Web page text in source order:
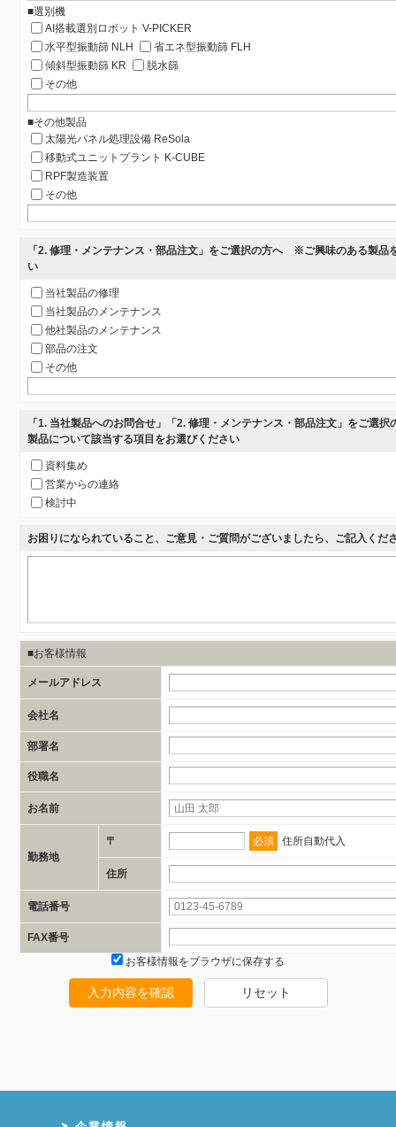
■選別機
AI搭載選別ロボット V-PICKER
水平型振動篩 NLH
省エネ型振動篩 FLH
傾斜型振動篩 KR
脱水篩
その他
■その他製品
太陽光パネル処理設備 ReSola
移動式ユニットプラント K-CUBE
RPF製造装置
その他
「2. 修理・メンテナンス・部品注文」をご選択の方へ ※ご興味のある製品
い
当社製品の修理
当社製品のメンテナンス
他社製品のメンテナンス
部品の注文
その他
「1. 当社製品へのお問合せ」「2. 修理・メンテナンス・部品注文」をご選
製品について該当する項目をお選びください
資料集め
営業からの連絡
検討中
お困りになられていること、ご意見・ご質問がございましたら、ご記入くだ
■お客様情報
メールアドレス
会社名
部署名
役職名
お名前
勤務地
〒 必須 住所自動代入
住所
電話番号
FAX番号
お客様情報をブラウザに保存する
入力内容を確認 リセット